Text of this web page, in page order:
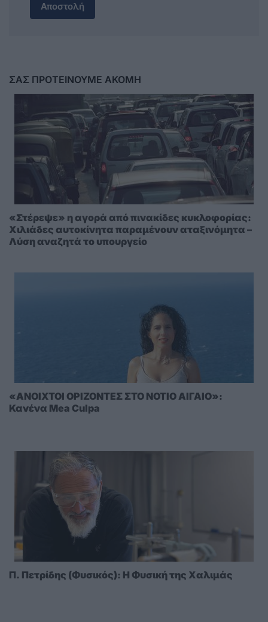
Αποστολή
ΣΑΣ ΠΡΟΤΕΙΝΟΥΜΕ ΑΚΟΜΗ
«Στέρεψε» η αγορά από πινακίδες κυκλοφορίας:
Χιλιάδες αυτοκίνητα παραμένουν αταξινόμητα –
Λύση αναζητά το υπουργείο
«ΑΝΟΙΧΤΟΙ ΟΡΙΖΟΝΤΕΣ ΣΤΟ ΝΟΤΙΟ ΑΙΓΑΙΟ»:
Κανένα Mea Culpa
Π. Πετρίδης (Φυσικός): Η Φυσική της Χαλιμάς